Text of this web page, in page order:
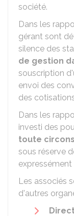
société.
Dans les
gérant sont
silence des
de gestion
souscription
envoi des
des
Dans les
investi des
toute
sous réserve
expressément
Les associés
d'autres